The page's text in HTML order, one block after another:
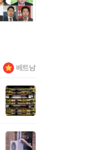
베트남